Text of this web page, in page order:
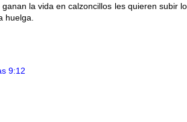
la vida en calzoncillos les quieren subir
huelga.
9:12